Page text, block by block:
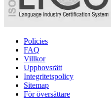
Policies
FAQ
Villkor
Upphovsrätt
Integritetspolicy
Sitemap
För översättare